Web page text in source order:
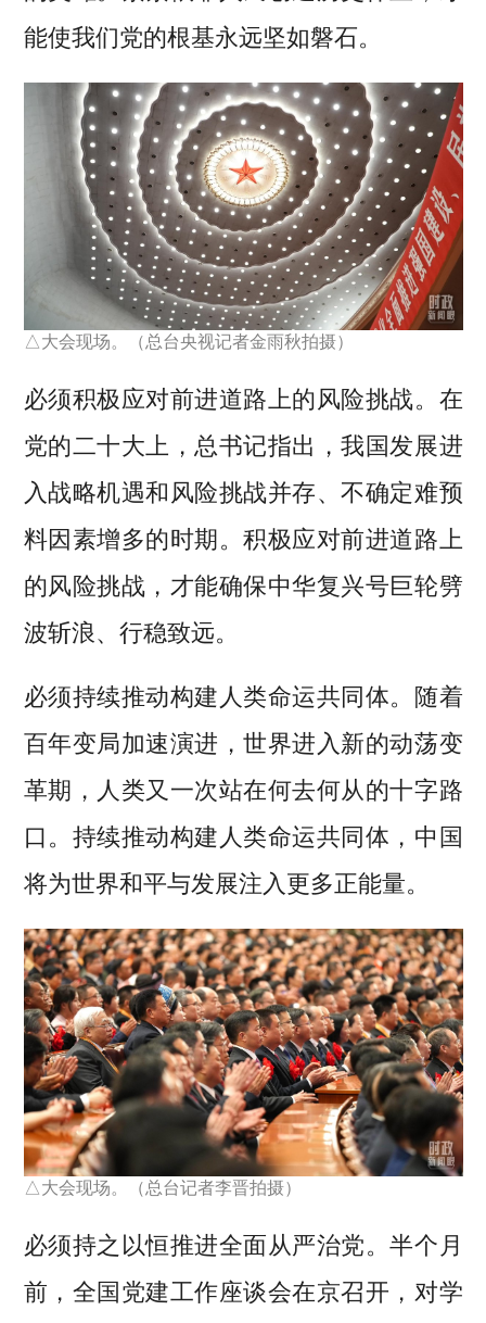
能使我们党的根基永远坚如磐石。
△大会现场。（总台央视记者金雨秋拍摄）
必须积极应对前进道路上的风险挑战。在
党的二十大上，总书记指出，我国发展进
入战略机遇和风险挑战并存、不确定难预
料因素增多的时期。积极应对前进道路上
的风险挑战，才能确保中华复兴号巨轮劈
波斩浪、行稳致远。
必须持续推动构建人类命运共同体。随着
百年变局加速演进，世界进入新的动荡变
革期，人类又一次站在何去何从的十字路
口。持续推动构建人类命运共同体，中国
将为世界和平与发展注入更多正能量。
△大会现场。（总台记者李晋拍摄）
必须持之以恒推进全面从严治党。半个月
前，全国党建工作座谈会在京召开，对学